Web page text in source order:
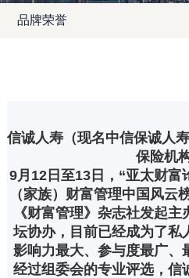
品牌荣誉
信诚人寿（现名中信保诚人
保险机
9月12日至13日，“亚太财富
（家族）财富管理中国风云
《财富管理》杂志社发起
坛协办，目前已经成为了私
影响力最大、参与度最广、
经过组委会的专业评选，信